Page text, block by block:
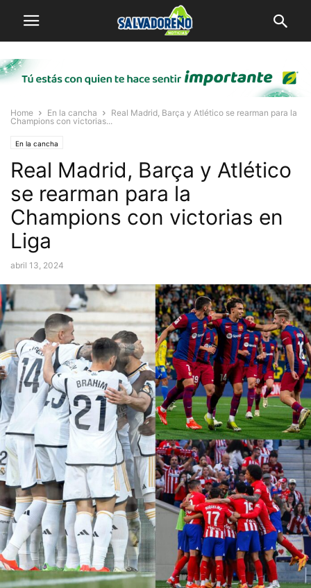
Home En la cancha
Real Madrid, Barça y Atlético se rearman para la
Champions con victorias...
En la cancha
Real Madrid, Barça y Atlético
se rearman para la
Champions con victorias en
Liga
abril 13, 2024